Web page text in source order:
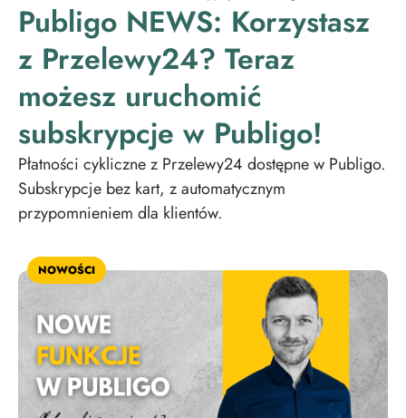
Publigo NEWS: Korzystasz
z Przelewy24? Teraz
możesz uruchomić
subskrypcje w Publigo!
Płatności cykliczne z Przelewy24 dostępne w Publigo.
Subskrypcje bez kart, z automatycznym
przypomnieniem dla klientów.
NOWOŚCI